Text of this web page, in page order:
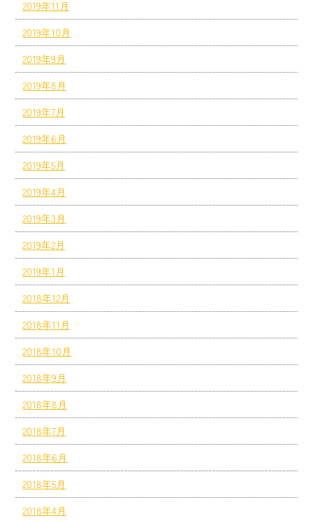
2019年11月
2019年10月
2019年9月
2019年8月
2019年7月
2019年6月
2019年5月
2019年4月
2019年3月
2019年2月
2019年1月
2018年12月
2018年11月
2018年10月
2018年9月
2018年8月
2018年7月
2018年6月
2018年5月
2018年4月